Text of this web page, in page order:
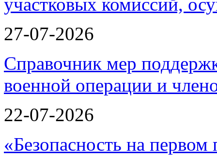
27-07-2026
Справочник мер
военной операции и
22-07-2026
«Безопасность на